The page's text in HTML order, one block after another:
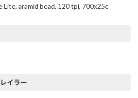
Lite, aramid bead, 120 tpi, 700x25c
イラー